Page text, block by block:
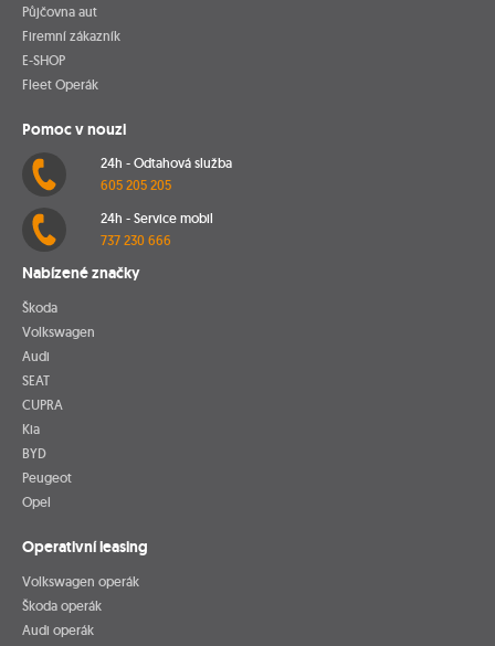
Půjčovna aut
Firemní zákazník
E-SHOP
Fleet Operák
Pomoc v nouzi
24h - Odtahová služba
605 205 205
24h - Service mobil
737 230 666
Nabízené značky
Škoda
Volkswagen
Audi
SEAT
CUPRA
Kia
BYD
Peugeot
Opel
Operativní leasing
Volkswagen operák
Škoda operák
Audi operák